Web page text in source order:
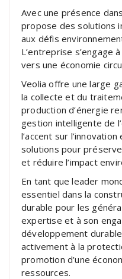
Avec une présence
propose des solutions
aux défis
L’entreprise s’engage
vers une économie
Veolia offre une large
la collecte et du
production d’énergie
gestion intelligente de
l’accent sur
solutions pour
et réduire l’impact
En tant que leader
essentiel dans la
durable pour les
expertise et à son
développement
activement à la
promotion d’une
ressources.